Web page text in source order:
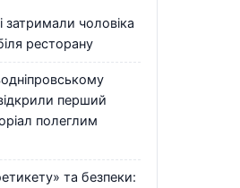
затримали чоловіка
ресторану
перший
полеглим
та безпеки: